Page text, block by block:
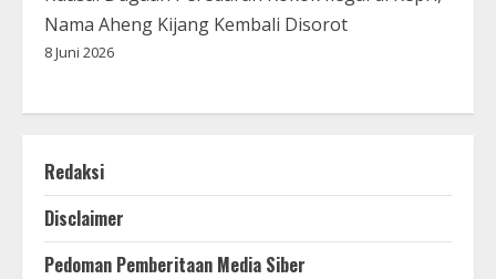
Nama Aheng Kijang Kembali Disorot
8 Juni 2026
Redaksi
Disclaimer
Pedoman Pemberitaan Media Siber